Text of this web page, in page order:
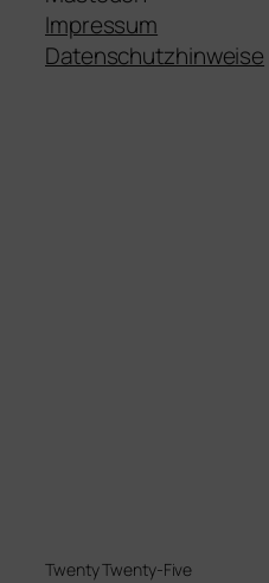
Impressum
Datenschutzhinweise
Twenty Twenty-Five